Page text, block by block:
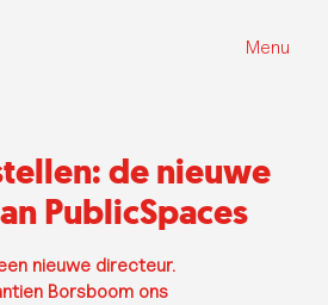
Menu
de nieuwe
PublicSpaces
nieuwe directeur.
Borsboom ons